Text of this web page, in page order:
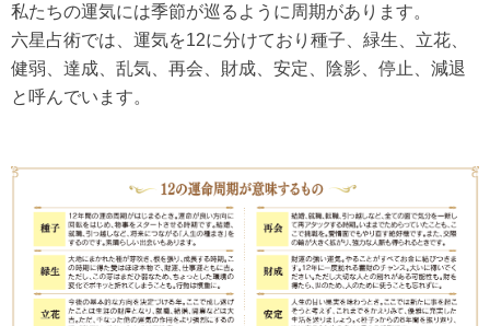
私たちの運気には季節が巡るように周期があります。
六星占術では、運気を12に分けており種子、緑生、立花、
健弱、達成、乱気、再会、財成、安定、陰影、停止、減退
と呼んでいます。